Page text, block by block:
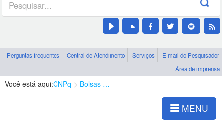
Perguntas frequentes Central de Atendimento Serviços
E-mail do Pesquisador
Área de imprensa
Você está aqui:CNPq Bolsas e Auxílios Vigentes
MENU